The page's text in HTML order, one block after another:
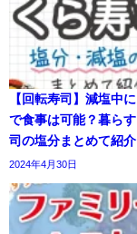
【回転寿司】減塩中
で食事は可能？暮ら
司の塩分まとめて紹介
2024年4月30日